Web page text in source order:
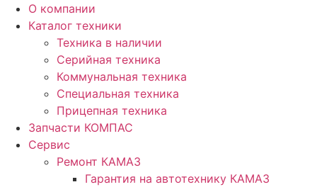
О компании
Каталог техники
Техника в наличии
Серийная техника
Коммунальная техника
Специальная техника
Прицепная техника
Запчасти КОМПАС
Сервис
Ремонт КАМАЗ
Гарантия на автотехнику КАМАЗ